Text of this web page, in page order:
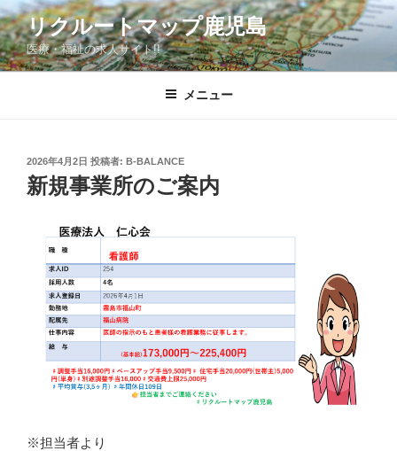
コ
ン
テ
ン
リクルートマップ鹿児島
医療・福祉の求人サイト!!
メニュー
投
稿
日:
2026年4月2日 投稿者: B-BALANCE
新規事業所のご案内
※担当者より